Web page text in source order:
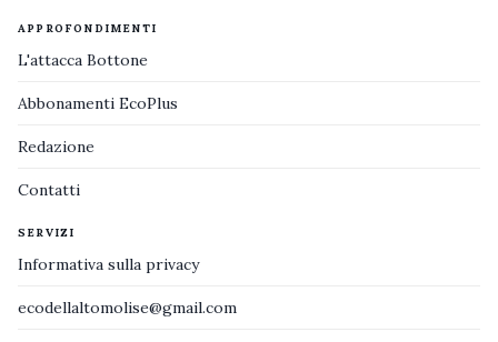
APPROFONDIMENTI
L'attacca Bottone
Abbonamenti EcoPlus
Redazione
Contatti
SERVIZI
Informativa sulla privacy
ecodellaltomolise@gmail.com